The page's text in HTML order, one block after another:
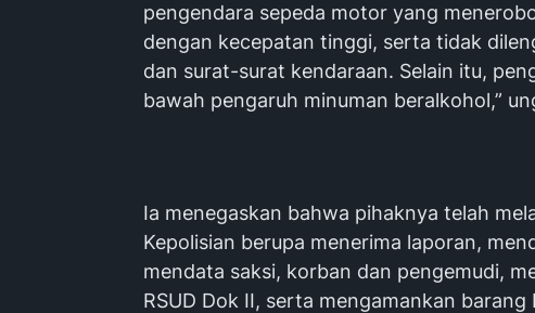
pengendara sepeda motor yang
dengan kecepatan tinggi, serta tidak
dan surat-surat kendaraan. Selain itu,
bawah pengaruh minuman beralkohol,”
‎Ia menegaskan bahwa pihaknya telah
Kepolisian berupa menerima laporan,
mendata saksi, korban dan pengemudi,
RSUD Dok II, serta mengamankan